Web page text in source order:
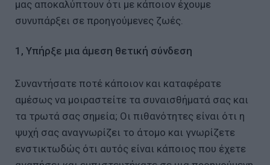
μας αποκαλύπτουν ότι με κάποιον έχουμε
συνυπάρξει σε προηγούμενες ζωές.
1, Υπήρξε μια άμεση θετική σύνδεση
Συναντήσατε ποτέ κάποιον και καταφέρατε
αμέσως να μοιραστείτε τα συναισθήματά σας και
τα τρωτά σας σημεία; Οι πιθανότητες είναι ότι η
ψυχή σας αναγνωρίζει το άτομο και γνωρίζετε
ενστικτωδώς ότι αυτός είναι κάποιος που έχετε